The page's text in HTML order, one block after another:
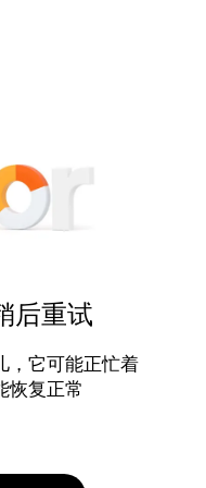
后重试
，它可能正忙着
恢复正常